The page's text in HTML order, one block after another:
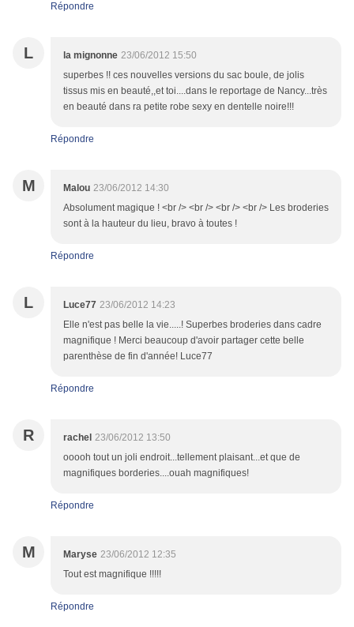
Répondre
L la mignonne 23/06/2012 15:50
superbes !! ces nouvelles versions du sac boule, de jolis
tissus mis en beauté,,et toi....dans le reportage de Nancy...très
en beauté dans ra petite robe sexy en dentelle noire!!!
Répondre
M Malou 23/06/2012 14:30
Absolument magique ! <br /> <br /> <br /> <br /> Les broderies
sont à la hauteur du lieu, bravo à toutes !
Répondre
L Luce77 23/06/2012 14:23
Elle n'est pas belle la vie.....! Superbes broderies dans cadre
magnifique ! Merci beaucoup d'avoir partager cette belle
parenthèse de fin d'année! Luce77
Répondre
R rachel 23/06/2012 13:50
ooooh tout un joli endroit...tellement plaisant...et que de
magnifiques borderies....ouah magnifiques!
Répondre
M Maryse 23/06/2012 12:35
Tout est magnifique !!!!!
Répondre